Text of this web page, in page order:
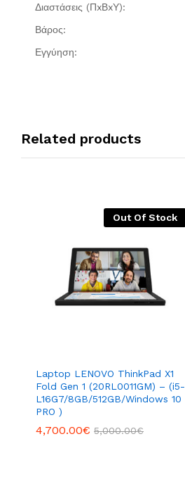
Διαστάσεις (ΠxΒxΥ):
Βάρος:
Εγγύηση:
Related products
Out Of Stock
Laptop LENOVO ThinkPad X1
Fold Gen 1 (20RL0011GM) – (i5-
L16G7/8GB/512GB/Windows 10
PRO )
4,700.00€ 5,000.00€